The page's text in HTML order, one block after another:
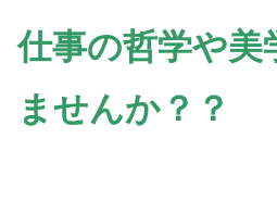
仕事の哲学や美
ませんか？？